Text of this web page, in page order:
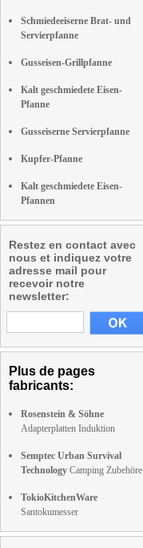
Schmiedeeiserne Brat- und
Servierpfanne
Gusseisen-Grillpfanne
Kalt geschmiedete Eisen-
Pfanne
Gusseiserne Servierpfanne
Kupfer-Pfanne
Kalt geschmiedete Eisen-
Pfannen
Restez en contact avec
nous et indiquez votre
adresse mail pour
recevoir notre
newsletter:
Plus de pages
fabricants:
Rosenstein & Söhne
Adapterplatten Induktion
Semptec Urban Survival
Technology Camping Zubehöre
TokioKitchenWare
Santokumesser